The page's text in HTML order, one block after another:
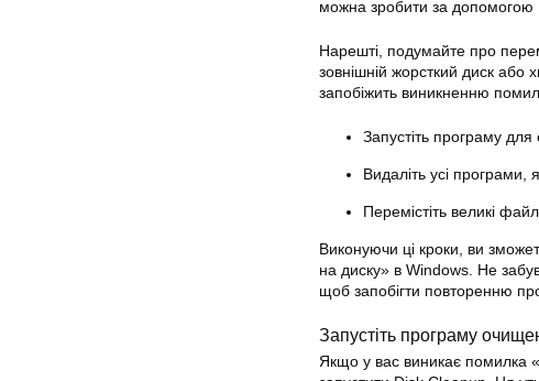
можна зробити за допомогою
Нарешті, подумайте про
зовнішній жорсткий диск або
запобіжить виникненню
Запустіть програму
Видаліть усі програми,
Перемістіть великі
Виконуючи ці кроки, ви
на диску» в Windows. Не
щоб запобігти повторенню
Запустіть програму
Якщо у вас виникає помилка